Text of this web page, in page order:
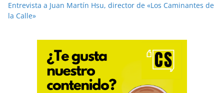
Entrevista a Juan Martín Hsu, director de «Los Caminantes de
la Calle»